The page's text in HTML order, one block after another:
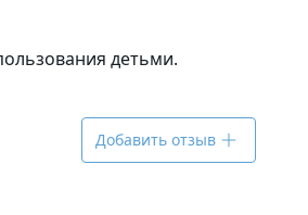
детьми.
Добавить отзыв